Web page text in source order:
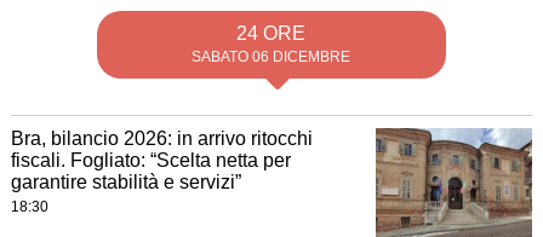
24 ORE
SABATO 06 DICEMBRE
Bra, bilancio 2026: in arrivo ritocchi
fiscali. Fogliato: “Scelta netta per
garantire stabilità e servizi”
18:30